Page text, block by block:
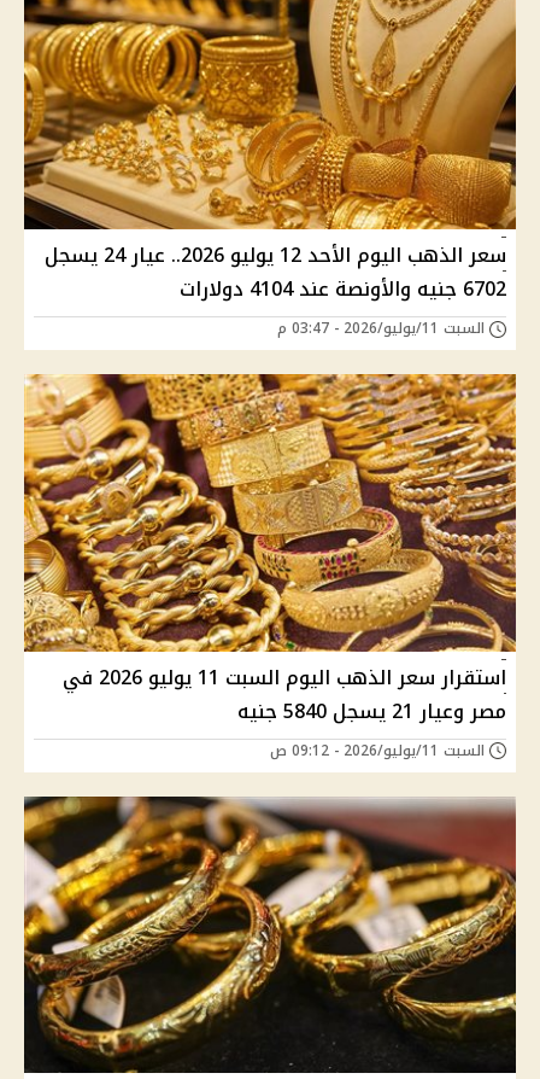
سعر الذهب اليوم الأحد 12 يوليو 2026.. عيار 24 يسجل
6702 جنيه والأونصة عند 4104 دولارات
السبت 11/يوليو/2026 - 03:47 م
استقرار سعر الذهب اليوم السبت 11 يوليو 2026 في
مصر وعيار 21 يسجل 5840 جنيه
السبت 11/يوليو/2026 - 09:12 ص